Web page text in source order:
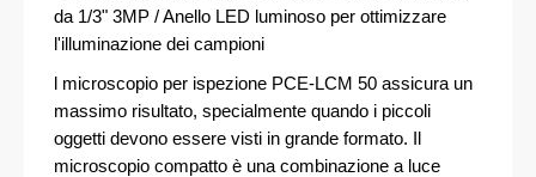
da 1/3" 3MP / Anello LED luminoso per ottimizzare
l'illuminazione dei campioni
l microscopio per ispezione PCE-LCM 50 assicura un
massimo risultato, specialmente quando i piccoli
oggetti devono essere visti in grande formato. Il
microscopio compatto è una combinazione a luce